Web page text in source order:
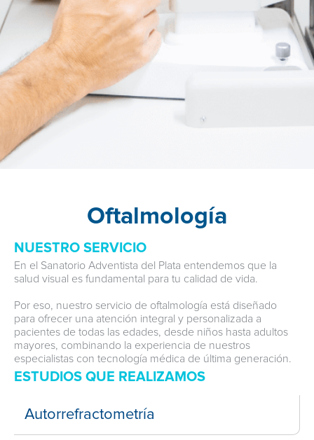
Oftalmología
NUESTRO SERVICIO
En el Sanatorio Adventista del Plata entendemos que la
salud visual es fundamental para tu calidad de vida.
Por eso, nuestro servicio de oftalmología está diseñado
para ofrecer una atención integral y personalizada a
pacientes de todas las edades, desde niños hasta adultos
mayores, combinando la experiencia de nuestros
especialistas con tecnología médica de última generación.
ESTUDIOS QUE REALIZAMOS
Autorrefractometría